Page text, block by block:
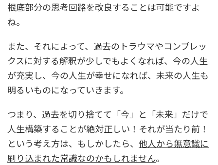
根底部分の思考回路を改良することは可能ですよ
ね。
また、それによって、過去のトラウマやコンプレッ
クスに対する解釈が少しでもよくなれば、今の人生
が充実し、今の人生が幸せになれば、未来の人生も
明るいものになっていきます。
つまり、過去を切り捨てて「今」と「未来」だけで
人生構築することが絶対正しい！それが当たり前！
という考え方は、もしかしたら、 他人から無意識に
刷り込まれた常識なのかもしれません。